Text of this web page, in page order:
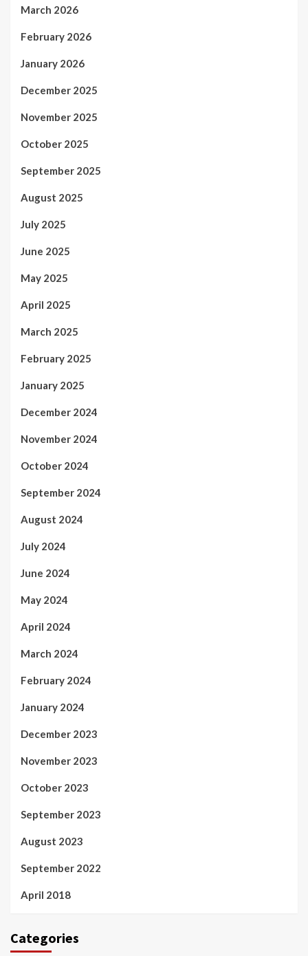
March 2026
February 2026
January 2026
December 2025
November 2025
October 2025
September 2025
August 2025
July 2025
June 2025
May 2025
April 2025
March 2025
February 2025
January 2025
December 2024
November 2024
October 2024
September 2024
August 2024
July 2024
June 2024
May 2024
April 2024
March 2024
February 2024
January 2024
December 2023
November 2023
October 2023
September 2023
August 2023
September 2022
April 2018
Categories